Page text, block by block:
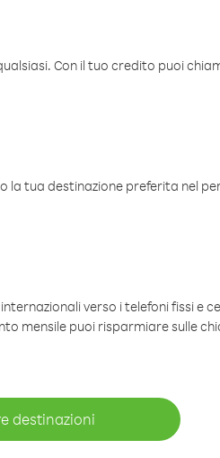
Con il tuo credito puoi
tua destinazione preferita nel
verso i telefoni fissi e
mensile puoi risparmiare sulle
destinazioni